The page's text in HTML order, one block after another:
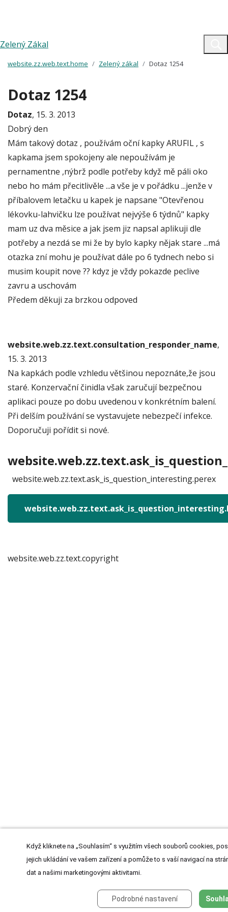
Zelený Zákal
website.zz.web.text.home Zelený zákal Dotaz 1254
Dotaz 1254
Dotaz, 15. 3. 2013
Dobrý den
Mám takový dotaz , používám oční kapky ARUFIL , s
kapkama jsem spokojeny ale nepoužívám je
pernamentne ,nýbrž podle potřeby když mě páli oko
nebo ho mám přecitlivěle ...a vše je v pořádku ...jenže v
příbalovem letačku u kapek je napsane "Otevřenou
lékovku-lahvičku lze používat nejvýše 6 týdnů" kapky
mam uz dva měsice a jak jsem jiz napsal aplikuji dle
potřeby a nezdá se mi že by bylo kapky nějak stare ...má
otazka zní mohu je používat dále po 6 tydnech nebo si
musim koupit nove ?? kdyz je vždy pokazde peclive
zavru a uschovám
Předem děkuji za brzkou odpoved
website.web.zz.text.consultation_responder_name,
15. 3. 2013
Na kapkách podle vzhledu většinou nepoznáte,že jsou
staré. Konzervační činidla však zaručují bezpečnou
aplikaci pouze po dobu uvedenou v konkrétním balení.
Při delším používání se vystavujete nebezpečí infekce.
Doporučuji pořídit si nové.
website.web.zz.text.ask_is_question_interesting.perex
website.web.zz.text.copyright
Když kliknete na „Souhlasím“ s využitím všech souborů cookies,
jejich ukládání ve vašem zařízení a pomůže to s vaší navigací na
dat a našimi marketingovými aktivitami.
Podrobné nastavení